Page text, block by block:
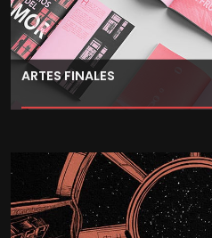
ARTES FINALES
optimizar y preparar tus
correcta producción.